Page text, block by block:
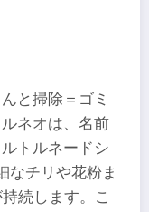
と掃除＝ゴミ
ネオは、名前
トルネードシ
なチリや花粉ま
続します。こ